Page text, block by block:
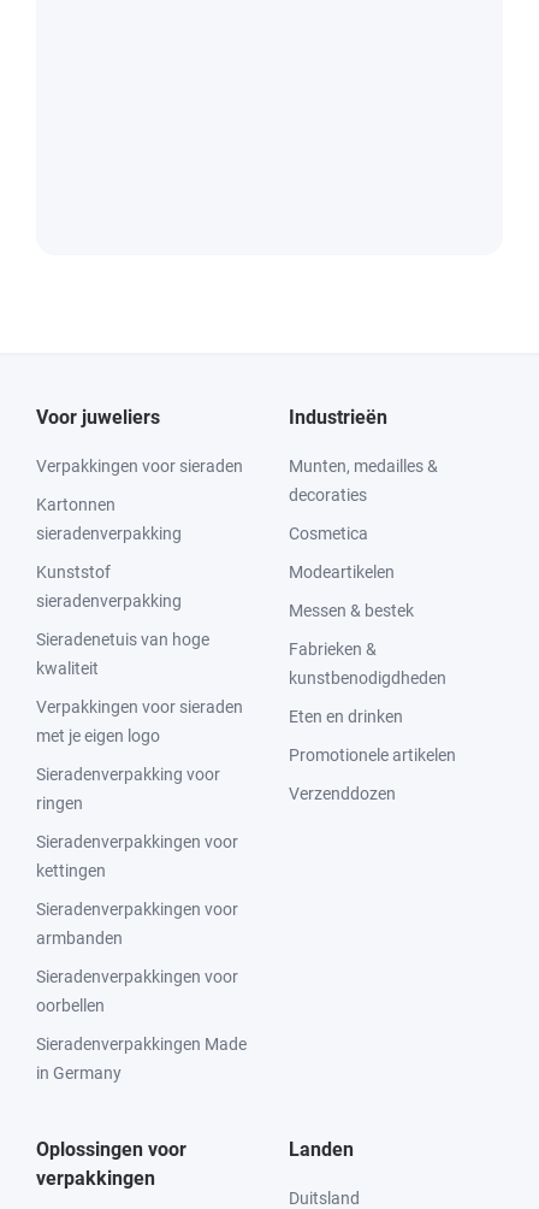
Voor juweliers
Verpakkingen voor sieraden
Kartonnen
sieradenverpakking
Kunststof
sieradenverpakking
Sieradenetuis van hoge
kwaliteit
Verpakkingen voor sieraden
met je eigen logo
Sieradenverpakking voor
ringen
Sieradenverpakkingen voor
kettingen
Sieradenverpakkingen voor
armbanden
Sieradenverpakkingen voor
oorbellen
Sieradenverpakkingen Made
in Germany
Industrieën
Munten, medailles &
decoraties
Cosmetica
Modeartikelen
Messen & bestek
Fabrieken &
kunstbenodigdheden
Eten en drinken
Promotionele artikelen
Verzenddozen
Oplossingen voor
verpakkingen
Landen
Duitsland